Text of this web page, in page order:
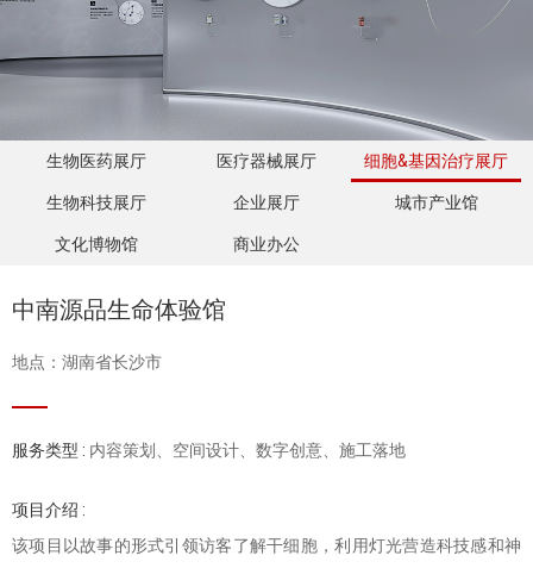
生物医药展厅 医疗器械展厅 细胞&基因治疗展厅
生物科技展厅 企业展厅 城市产业馆
文化博物馆 商业办公
中南源品生命体验馆
地点：湖南省长沙市
服务类型 : 内容策划、空间设计、数字创意、施工落地
项目介绍 :
该项目以故事的形式引领访客了解干细胞，利用灯光营造科技感和神